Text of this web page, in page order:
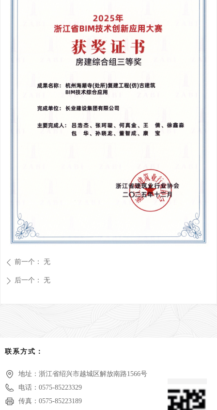
ꄴ 前一个： 无
ꄲ 后一个： 无
地址： 浙江省绍兴市越城区解放南路1566号
电话： 0575-85223329
传真： 0575-85223189
联系方式：